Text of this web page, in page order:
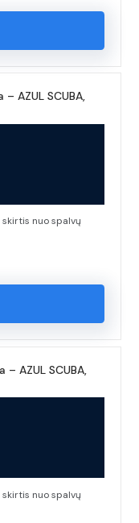
– AZUL SCUBA,
nuo spalvų
– AZUL SCUBA,
nuo spalvų